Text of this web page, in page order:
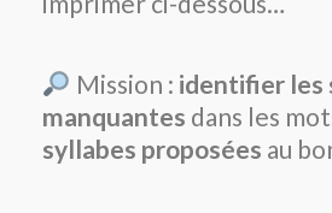
Mission : identifier les
manquantes dans les
syllabes proposées au